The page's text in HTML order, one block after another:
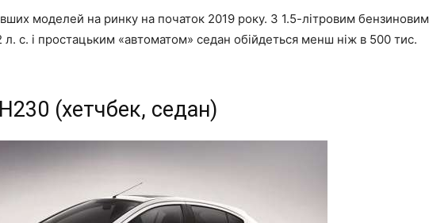
моделей на ринку на початок 2019 року. З 1.5-літровим бензиновим
л. с. і простацьким «автоматом» седан обійдеться менш ніж в 500 тис.
(хетчбек, седан)